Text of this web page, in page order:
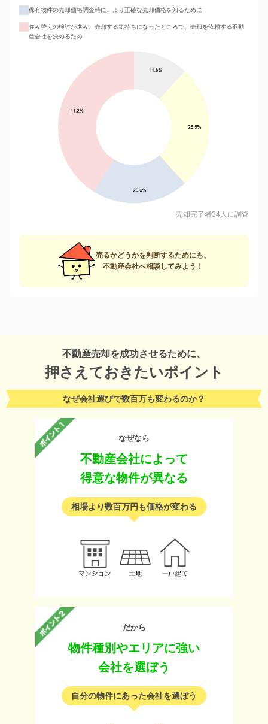
保有物件の売却価格調査時に、より正確な売却価格を知るために
住み替えの検討が進み、売却する気持ちになったところで、売却を依頼する不動
産会社を決めるため
売却完了者34人に調査
売るかどうかを判断するためにも、
不動産会社へ相談してみよう！
不動産売却を成功させるために、
押さえておきたいポイント
なぜ会社選びで数百万も変わるのか？
なぜなら
不動産会社によって
得意な物件が異なる
相場より数百万円も価格が変わる
だから
物件種別やエリアに強い
会社を選ぼう
自分の物件にあった会社を選ぼう